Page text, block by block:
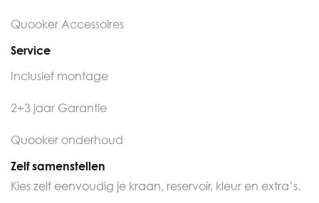
Quooker Accessoires
Service
Inclusief montage
2+3 jaar Garantie
Quooker onderhoud
Zelf samenstellen
Kies zelf eenvoudig je kraan, reservoir, kleur en extra’s.